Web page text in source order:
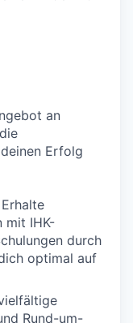
an
Erfolg
mit IHK-
durch
optimal auf
Rund-um-